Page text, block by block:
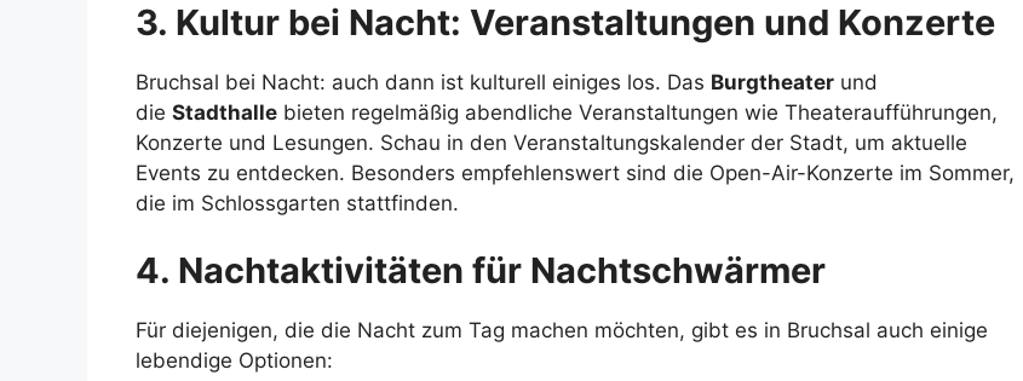
3. Kultur bei Nacht: Veranstaltungen und Konzerte
Bruchsal bei Nacht: auch dann ist kulturell einiges los. Das Burgtheater und
die Stadthalle bieten regelmäßig abendliche Veranstaltungen wie Theateraufführungen,
Konzerte und Lesungen. Schau in den Veranstaltungskalender der Stadt, um aktuelle
Events zu entdecken. Besonders empfehlenswert sind die Open-Air-Konzerte im Sommer,
die im Schlossgarten stattfinden.
4. Nachtaktivitäten für Nachtschwärmer
Für diejenigen, die die Nacht zum Tag machen möchten, gibt es in Bruchsal auch einige
lebendige Optionen: